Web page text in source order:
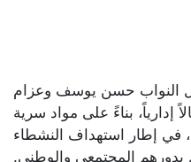
النواب حسن يوسف وعزام
بناءً على مواد سرية
في إطار استهداف النشطاء
المجتمعي والوطني.